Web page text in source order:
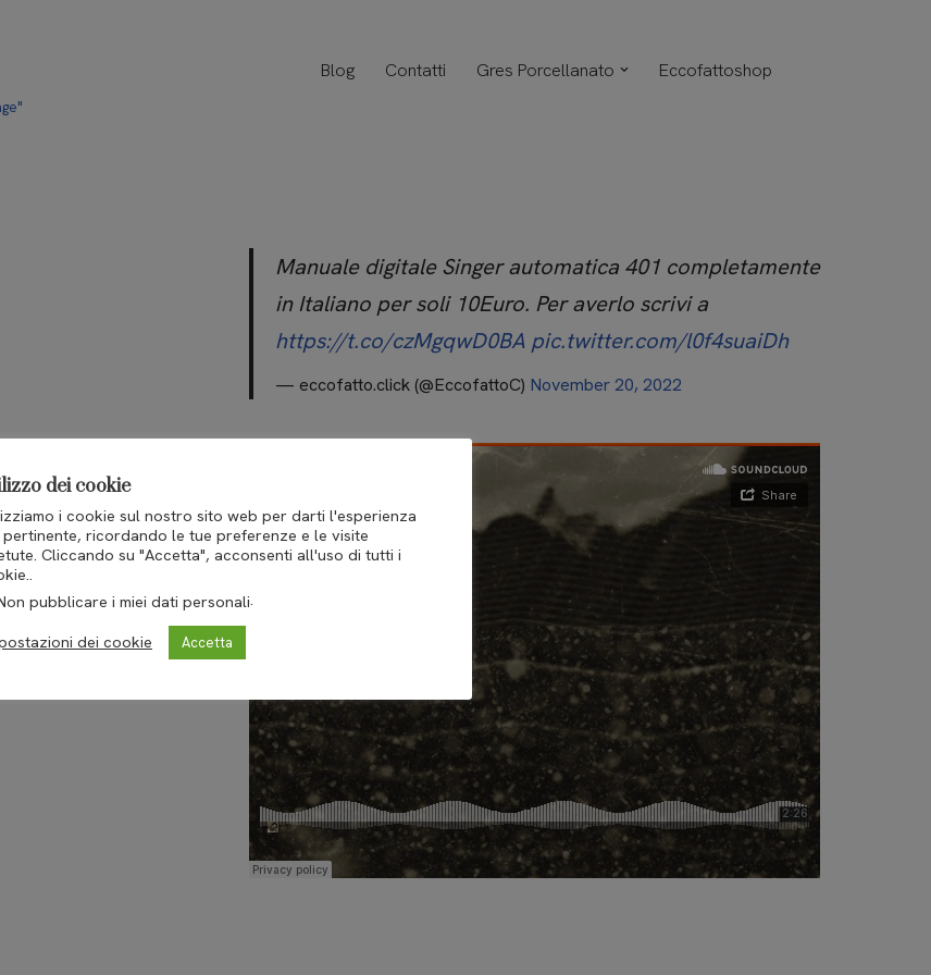
Blog Contatti Gres Porcellanato Eccofattoshop
Manuale digitale Singer automatica 401 completamente
in Italiano per soli 10Euro. Per averlo scrivi a
https://t.co/czMgqwD0BA pic.twitter.com/l0f4suaiDh
— eccofatto.click (@EccofattoC) November 20, 2022
dei cookie
i cookie sul nostro sito web per darti l'esperienza
pertinente, ricordando le tue preferenze e le visite
Cliccando su "Accetta", acconsenti all'uso di tutti i
pubblicare i miei dati personali.
dei cookie Accetta